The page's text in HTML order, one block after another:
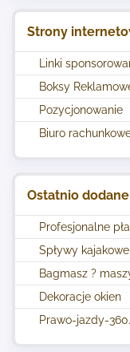
Strony
Linki
Boksy
Pozycjonowanie
Biuro
Ostatnio dodane
Profesjonalne
Spływy
Bagmasz ?
Dekoracje okien
Prawo-jazdy-